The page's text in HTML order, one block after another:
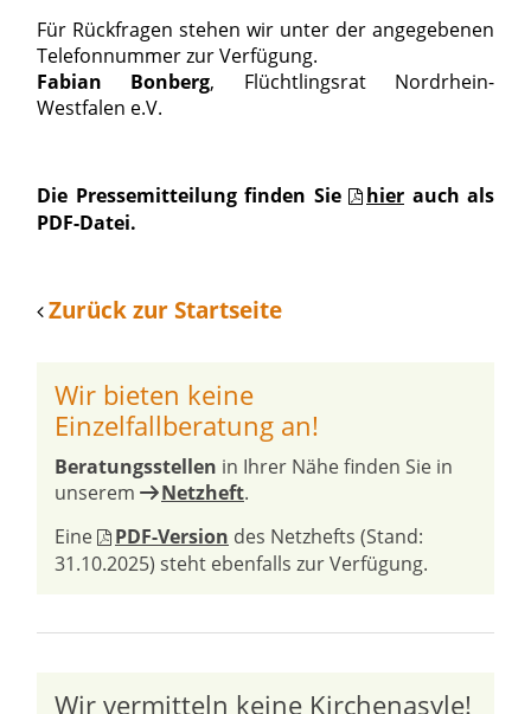
Für Rückfragen stehen wir unter der angegebenen
Telefonnummer zur Verfügung.
Fabian Bonberg, Flüchtlingsrat Nordrhein-
Westfalen e.V.
Die Pressemitteilung finden Sie hier auch als
PDF-Datei.
Zurück zur Startseite
Wir bieten keine
Einzelfallberatung an!
Beratungsstellen in Ihrer Nähe finden Sie in
unserem
Netzheft.
Eine
PDF-Version des Netzhefts (Stand:
31.10.2025) steht ebenfalls zur Verfügung.
Wir vermitteln keine Kirchenasyle!